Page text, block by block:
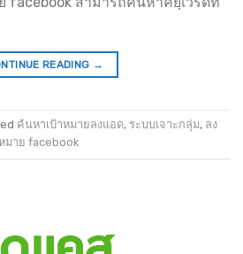
READING →
ค้นหาเป้าหมายลงแอด, ระบบเจาะกลุ่ม, ลง
มาย facebook